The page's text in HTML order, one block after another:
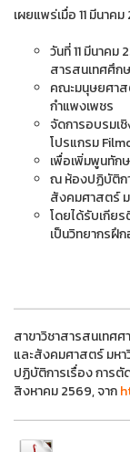
เผยแพร่เมื่อ 11 มีนาค
วันที่ 11 มีนาค
สารสนเทศศึก
คณะมนุษยศาส
กำแพงเพชร
จัดการอบรมเ
โปรแกรม
เพื่อเพิ่มพูนทัก
ณ ห้องปฏิบัติก
สังคมศาสตร์
โดยได้รับเกีย
เป็นวิทยากรฝึ
สาขาวิชาสารสนเทศ
และสังคมศาสตร์ มหา
ปฏิบัติการเรื่อง การ
สิงหาคม 2569, จาก